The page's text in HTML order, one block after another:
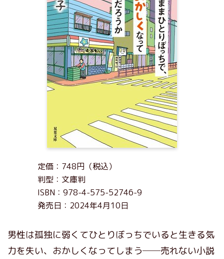
定価：748円（税込）
判型：文庫判
ISBN：978-4-575-52746-9
発売日：2024年4月10日
男性は孤独に弱くてひとりぼっちでいると生きる気
力を失い、おかしくなってしまう──売れない小説